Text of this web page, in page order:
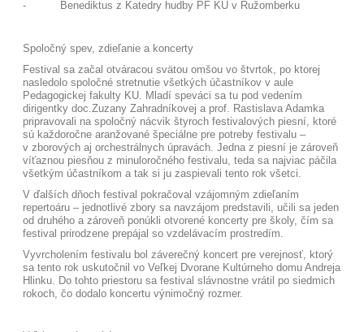
-
Benediktus z Katedry hudby PF KU v Ružomberku
Spoločný spev, zdieľanie a koncerty
Festival sa začal otváracou svätou omšou vo štvrtok, po ktorej
nasledolo spoločné stretnutie všetkých účastníkov v aule
Pedagogickej fakulty KU. Mladí speváci sa tu pod vedením
dirigentky doc.Zuzany Zahradníkovej a prof. Rastislava Adamka
pripravovali na spoločný nácvik štyroch festivalových piesní, ktoré
sú každoročne aranžované špeciálne pre potreby festivalu –
v zborových aj orchestrálnych úpravách. Jedna z piesní je zároveň
víťaznou piesňou z minuloročného festivalu, teda sa najviac páčila
všetkým účastníkom a tak si ju zaspievali tento rok všetci.
V ďalších dňoch festival pokračoval vzájomným zdieľaním
repertoáru – jednotlivé zbory sa navzájom predstavili, učili sa jeden
od druhého a zároveň ponúkli otvorené koncerty pre školy, čím sa
festival prirodzene prepájal so vzdelávacím prostredím.
Vyvrcholením festivalu bol záverečný koncert pre verejnosť, ktorý
sa tento rok uskutočnil vo Veľkej Dvorane Kultúrneho domu Andreja
Hlinku. Do tohto priestoru sa festival slávnostne vrátil po siedmich
rokoch, čo dodalo koncertu výnimočný rozmer.